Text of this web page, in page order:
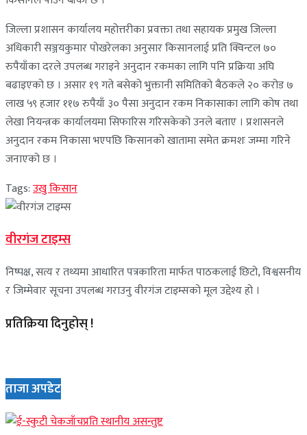
जिल्ला प्रशासन कार्यालय महोत्तरीका प्रवक्ता तथा सहायक प्रमुख जिल्ला
अधिकारी सञ्जयकुमार पोखरेलका अनुसार किसानलाई प्रति क्विन्टल ७०
रुपैयाँका दरले उपलब्ध गराइने अनुदान रकमका लागि पनि प्रक्रिया अघि
बढाइएको छ । असार १९ गते बसेको भुक्तानी समितिको बैठकले २० करोड ७
लाख ५९ हजार ११७ रुपैयाँ ३० पैसा अनुदान रकम निकासाका लागि कोष तथा
लेखा नियन्त्रक कार्यालयमा सिफारिस गरिसकेको उनले बताए । प्रशासनले
अनुदान रकम निकासा भएपछि किसानको खातामा समेत क्रमशः जम्मा गरिने
जनाएको छ ।
Tags:उखु किसान
वीरगंज टाइम्स
निष्पक्ष, सत्य र तथ्यमा आधारित पत्रकारिता मार्फत पाठकलाई छिटो, विश्वसनीय
र जिम्मेवार सूचना उपलब्ध गराउनु वीरगंज टाइम्सको मूल उद्देश्य हो ।
प्रतिक्रिया दिनुहोस् !
ताजा अपडेट